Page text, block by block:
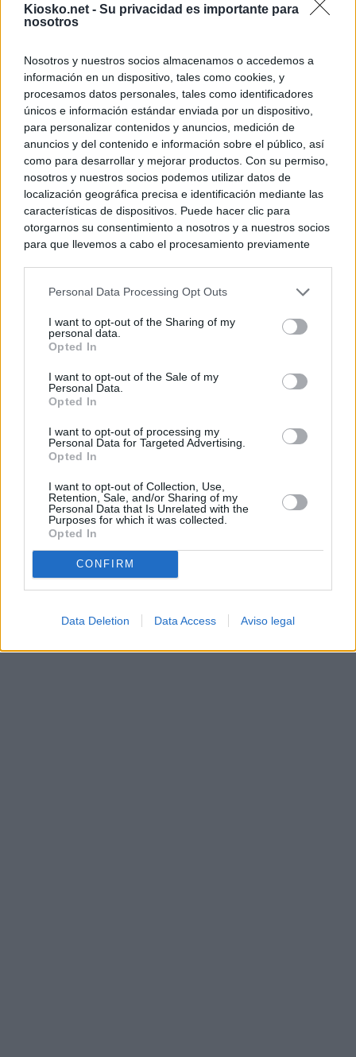
Kiosko.net - Su privacidad es importante para
nosotros
Nosotros y nuestros socios almacenamos o accedemos a
información en un dispositivo, tales como cookies, y
procesamos datos personales, tales como identificadores
únicos e información estándar enviada por un dispositivo,
para personalizar contenidos y anuncios, medición de
anuncios y del contenido e información sobre el público, así
como para desarrollar y mejorar productos. Con su permiso,
nosotros y nuestros socios podemos utilizar datos de
localización geográfica precisa e identificación mediante las
características de dispositivos. Puede hacer clic para
otorgarnos su consentimiento a nosotros y a nuestros socios
para que llevemos a cabo el procesamiento previamente
negar su consentimiento. Tenga en cuenta que algún
de su consentimiento, pero usted tiene el derecho de
rechazar tal procesamiento. Sus preferencias se aplicarán
cualquier momento entrando de nuevo en este sitio web o
visitando nuestra política de privacidad.
Personal Data Processing Opt Outs
I want to opt-out of the Sharing of my
personal data.
Opted In
I want to opt-out of the Sale of my
Personal Data.
Opted In
I want to opt-out of processing my
Personal Data for Targeted Advertising.
Opted In
I want to opt-out of Collection, Use,
Retention, Sale, and/or Sharing of my
Personal Data that Is Unrelated with the
Purposes for which it was collected.
Opted In
CONFIRM
Data Deletion Data Access Aviso legal